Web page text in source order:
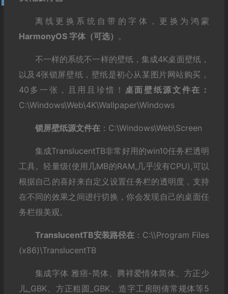
离线更换系统自带的字体，更换为鸿蒙
HarmonyOS 字体（可选） 。
不一样的系统不一样的壁纸，集成4K桌面壁纸，
以及4张锁屏壁纸，壁纸是初心从某图片网站购买，
40多一张，且用且珍惜！ 桌面壁纸源文件在：
C:\Windows\Web\4K\Wallpaper\Windows
锁屏壁纸源文件在：C:\Windows\Web\Screen
集成TranslucentTB非常好用的win10任务栏透明
工具。轻量级(使用几MB的RAM,几乎没有CPU),可以
根据自己的喜好来自定义设置任务栏的透明度，支持
在不同的效果之间进行切换，你会发现自己的桌面任
务栏很美观。
TranslucentTB安装路径在：C:\\Program Files
(x86)\TranslucentTB
集成字体 雅痞-简体、腾祥爱情体简体、方正少
儿_GBK、方正粗圆_GBK、造字工房朗倩常规体等5